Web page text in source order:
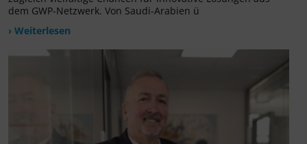
dem GWP-Netzwerk. Von Saudi-Arabien ü
› Weiterlesen